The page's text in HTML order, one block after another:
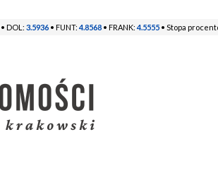
• DOL: 3.5936 • FUNT: 4.8568 • FRANK: 4.5555 • Stopa